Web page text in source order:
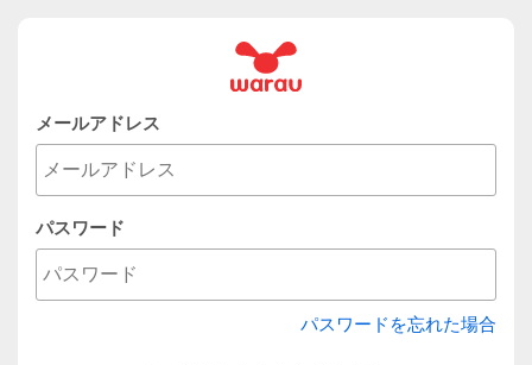
メールアドレス
パスワード
パスワードを忘れた場合